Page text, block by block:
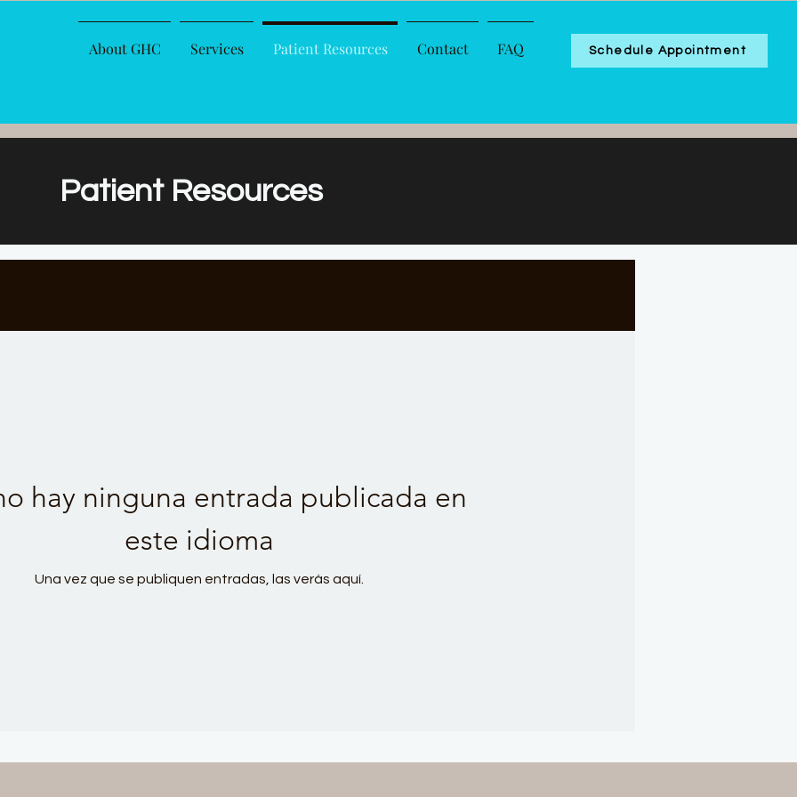
About GHC Services Patient Resources Contact FAQ Schedule Appointment
Patient Resources
hay ninguna entrada publicada en
este idioma
Una vez que se publiquen entradas, las verás aquí.